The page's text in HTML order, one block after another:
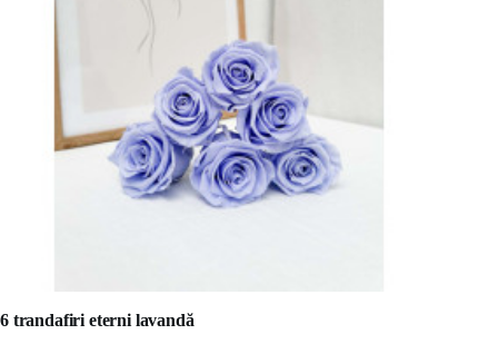
6 trandafiri eterni lavandă